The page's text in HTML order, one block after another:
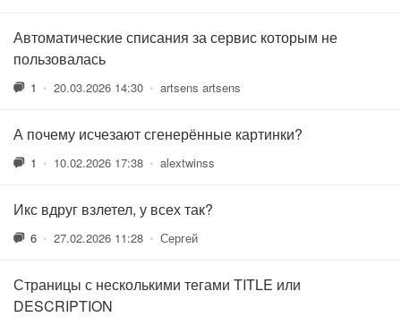
Автоматические списания за сервис которым не
пользовалась
1 • 20.03.2026 14:30 • artsens artsens
А почему исчезают сгенерённые картинки?
1 • 10.02.2026 17:38 • alextwinss
Икс вдруг взлетел, у всех так?
6 • 27.02.2026 11:28 • Сергей
Страницы с несколькими тегами TITLE или
DESCRIPTION